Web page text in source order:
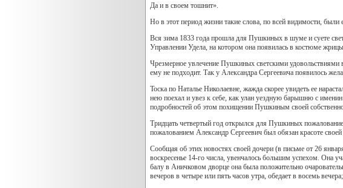
Да и в своем тошнит».
Но в этот период жизни такие слова, по всей видимости, были
Вся зима 1833 года прошла для Пушкиных в шуме и суете
Управлении Удела, на котором она появилась в костюме
Чрезмерное увлечение Пушкиных светскими удовольствиями
ему не подходит. Так у Александра Сергеевича появилось
Тоска по Наталье Николаевне, жажда скорее увидеть ее
нею поехал и увез к себе, как улан уездную барышню с
подробностей об этом похищении Пушкиным своей
Тридцать четвертый год открылся для Пушкиных
пожалованием Александр Сергеевич был обязан красоте
Сообщая об этих новостях своей дочери (в письме от 26
воскресенье 14-го числа, увенчалось большим успехом. Она
балу в Аничковом дворце она была положительно
вечеров в четыре или пять часов утра, обедает в восемь